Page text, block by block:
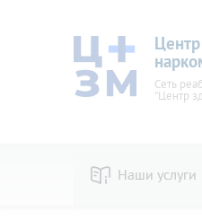
Сеть
"Центр
Наши услуги